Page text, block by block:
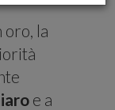
oro, la
e a